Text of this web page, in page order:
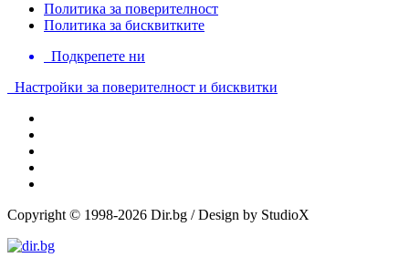
Политика за поверителност
Политика за бисквитките
Подкрепете ни
Настройки за поверителност и бисквитки
Copyright © 1998-2026 Dir.bg / Design by StudioX